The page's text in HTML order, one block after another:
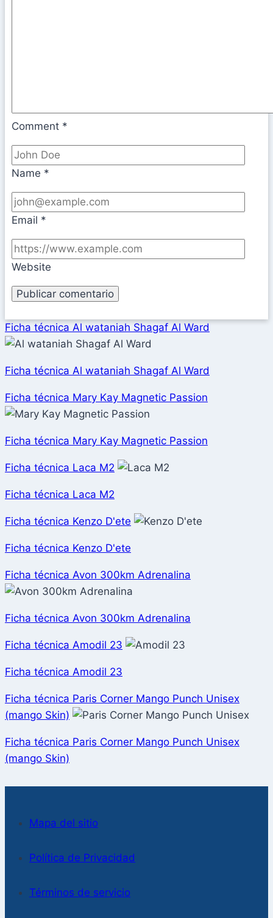
Comment *
Name *
Email *
Website
Ficha técnica Al wataniah Shagaf Al Ward
Ficha técnica Al wataniah Shagaf Al Ward
Ficha técnica Mary Kay Magnetic Passion
Ficha técnica Mary Kay Magnetic Passion
Ficha técnica Laca M2
Ficha técnica Laca M2
Ficha técnica Kenzo D'ete
Ficha técnica Kenzo D'ete
Ficha técnica Avon 300km Adrenalina
Ficha técnica Avon 300km Adrenalina
Ficha técnica Amodil 23
Ficha técnica Amodil 23
Ficha técnica Paris Corner Mango Punch Unisex
(mango Skin)
Ficha técnica Paris Corner Mango Punch Unisex
(mango Skin)
Mapa del sitio
Política de Privacidad
Términos de servicio